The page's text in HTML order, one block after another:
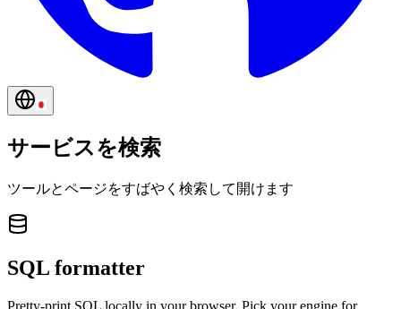
サービスを検索
ツールとページをすばやく検索して開けます
SQL formatter
Pretty-print SQL locally in your browser. Pick your engine for